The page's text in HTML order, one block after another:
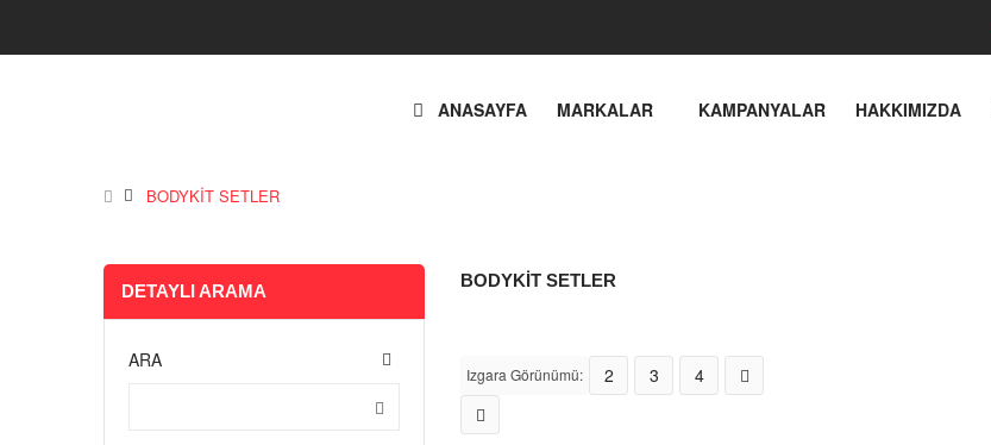
ANASAYFA MARKALAR KAMPANYALAR HAKKIMIZDA
BODYKİT SETLER
DETAYLI ARAMA
ARA
BODYKİT SETLER
Izgara Görünümü: 2 3 4